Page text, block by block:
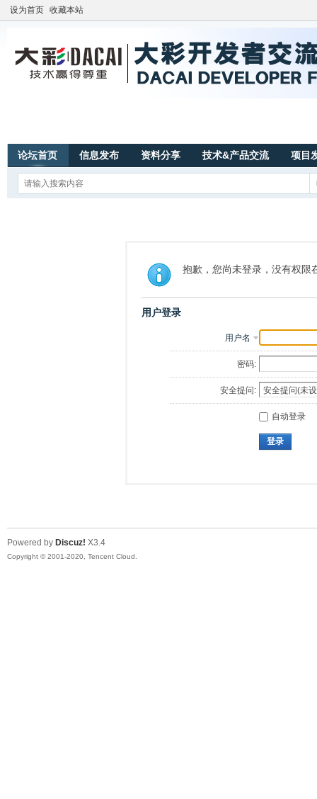
设为首页 收藏本站
论坛首页 信息发布 资料分享 技术&产品交流 项目
抱歉，您尚未登录，没有权限
用户登录
用户名
密码:
安全提问:
自动登录
登录
Powered by Discuz! X3.4
Copyright © 2001-2020, Tencent Cloud.